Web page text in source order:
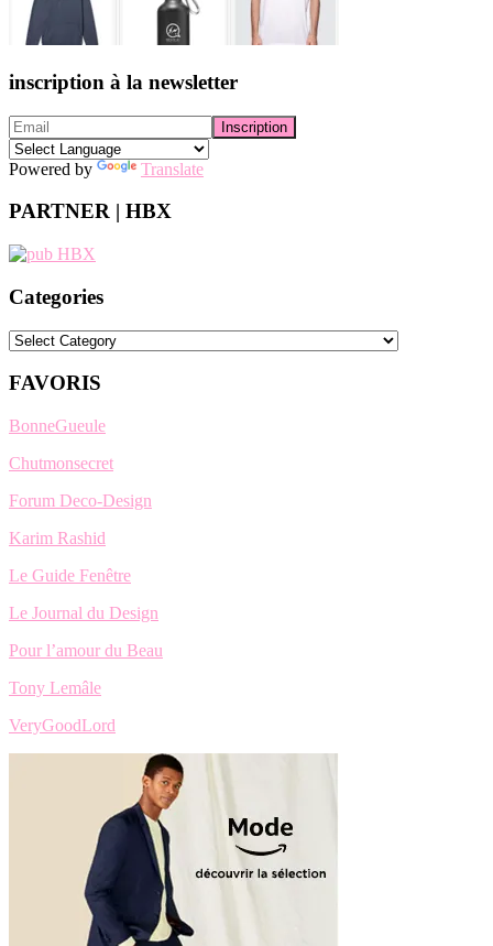
inscription à la newsletter
Powered by Translate
PARTNER | HBX
Categories
Categories
FAVORIS
BonneGueule
Chutmonsecret
Forum Deco-Design
Karim Rashid
Le Guide Fenêtre
Le Journal du Design
Pour l’amour du Beau
Tony Lemâle
VeryGoodLord